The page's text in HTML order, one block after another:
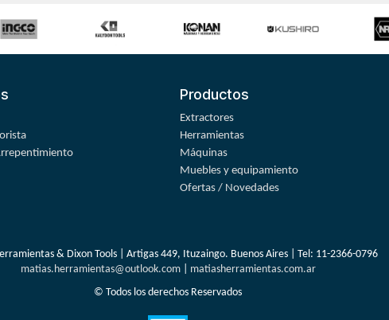
Productos
Extractores
Herramientas
Máquinas
Muebles y equipamiento
Ofertas / Novedades
& Dixon Tools | Artigas 449, Ituzaingo. Buenos Aires | Tel: 11-2366-0796
matias.herramientas@outlook.com| matiasherramientas.com.ar
© Todos los derechos Reservados